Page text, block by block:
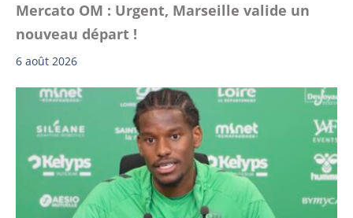
Mercato OM : Urgent, Marseille valide un
nouveau départ !
6 août 2026